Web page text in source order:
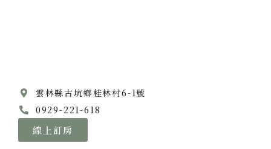
雲林縣古坑鄉桂林村6-1號
0929-221-618
線上訂房